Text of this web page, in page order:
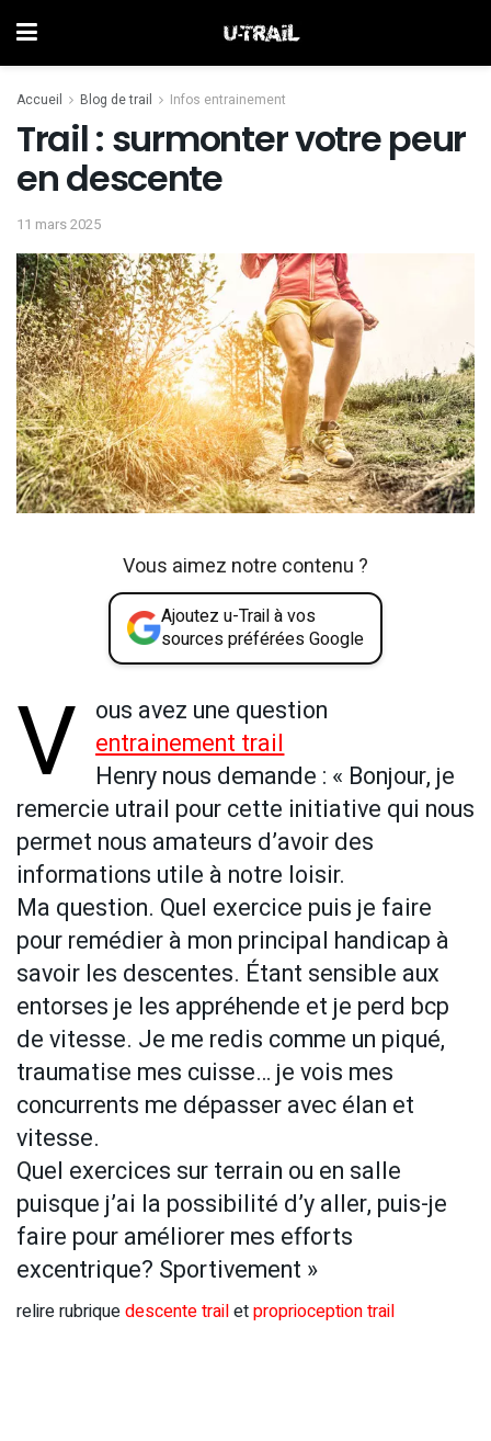
Accueil Blog de trail Infos entrainement
Trail : surmonter votre peur
en descente
11 mars 2025
Vous aimez notre contenu ?
Ajoutez u-Trail à vos
sources préférées Google
V ous avez une question
entrainement trail
Henry nous demande : « Bonjour, je
remercie utrail pour cette initiative qui nous
permet nous amateurs d’avoir des
informations utile à notre loisir.
Ma question. Quel exercice puis je faire
pour remédier à mon principal handicap à
savoir les descentes. Étant sensible aux
entorses je les appréhende et je perd bcp
de vitesse. Je me redis comme un piqué,
traumatise mes cuisse… je vois mes
concurrents me dépasser avec élan et
vitesse.
Quel exercices sur terrain ou en salle
puisque j’ai la possibilité d’y aller, puis-je
faire pour améliorer mes efforts
excentrique? Sportivement »
relire rubriquedescente trailetproprioception trail